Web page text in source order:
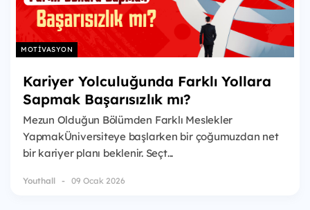
MOTIVASYON
Kariyer Yolculuğunda Farklı Yollara
Sapmak Başarısızlık mı?
Mezun Olduğun Bölümden Farklı Meslekler
YapmakÜniversiteye başlarken bir çoğumuzdan net
bir kariyer planı beklenir. Seçt...
Youthall 09 Ocak 2026